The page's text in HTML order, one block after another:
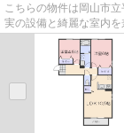
こちらの物件は岡山市
実の設備と綺麗な室内
走式駐車場がご利用いた